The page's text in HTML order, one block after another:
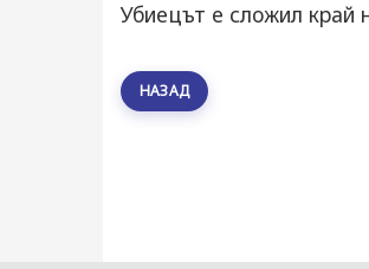
Убиецът е сложил край
НАЗАД